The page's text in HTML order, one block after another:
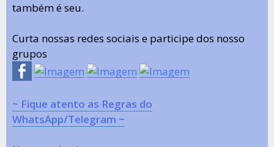
também é seu.
Curta nossas redes sociais e participe dos nosso
grupos
~ Fique atento as Regras do
WhatsApp/Telegram ~